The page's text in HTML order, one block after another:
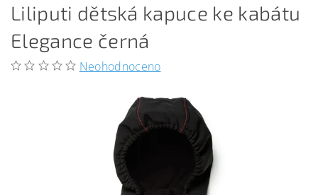
Liliputi dětská kapuce ke kabátu
Elegance černá
Neohodnoceno